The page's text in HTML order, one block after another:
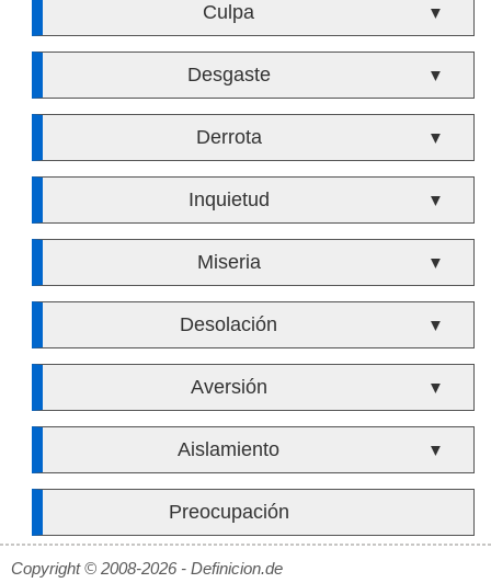
Culpa ▼
Desgaste ▼
Derrota ▼
Inquietud ▼
Miseria ▼
Desolación ▼
Aversión ▼
Aislamiento ▼
Preocupación
Copyright © 2008-2026 - Definicion.de